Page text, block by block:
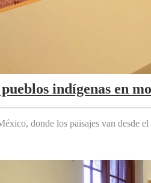
indígenas en
donde los paisajes van desde